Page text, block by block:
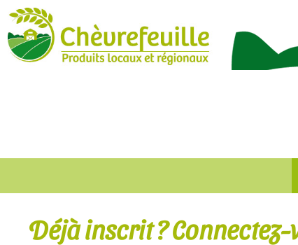
Onglets
principaux
Déjà inscrit ? Connectez-